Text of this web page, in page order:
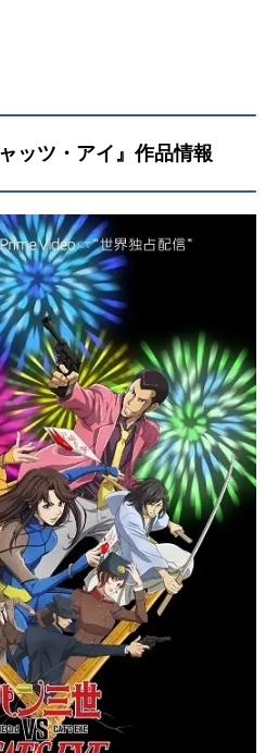
ッツ・アイ』作品情報